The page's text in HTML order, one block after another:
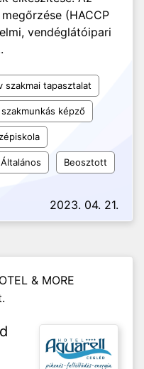
(HACCP
vendéglátóipari
szakmai tapasztalat
képző
Általános Beosztott
2023. 04. 21.
& MORE